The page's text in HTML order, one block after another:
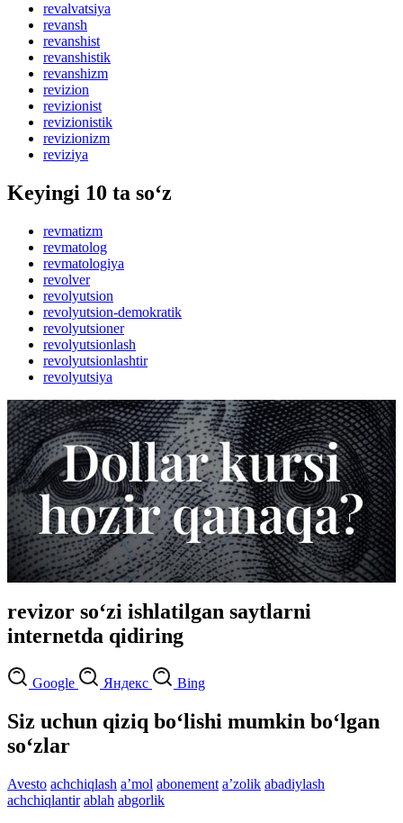
revalvatsiya
revansh
revanshist
revanshistik
revanshizm
revizion
revizionist
revizionistik
revizionizm
reviziya
Keyingi 10 ta so‘z
revmatizm
revmatolog
revmatologiya
revolver
revolyutsion
revolyutsion-demokratik
revolyutsioner
revolyutsionlash
revolyutsionlashtir
revolyutsiya
revizor so‘zi ishlatilgan saytlarni
internetda qidiring
Google Яндекс Bing
Siz uchun qiziq bo‘lishi mumkin bo‘lgan
so‘zlar
Avesto achchiqlash aʼmol abonement aʼzolik abadiylash
achchiqlantir ablah abgorlik